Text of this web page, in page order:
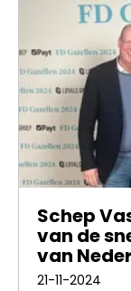
Schep
van de
van
21-11-2024